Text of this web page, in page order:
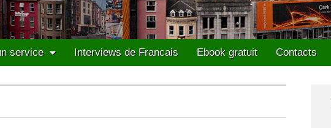
service Interviews de Francais Ebook gratuit Contacts